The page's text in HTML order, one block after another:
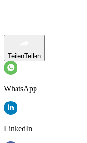
TeilenTeilen
WhatsApp
LinkedIn